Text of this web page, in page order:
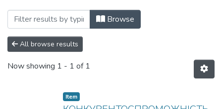
Browsing #02/1 by Author "TSEMA,
Browse
All browse results
Now showing 1 - 1 of 1
Item